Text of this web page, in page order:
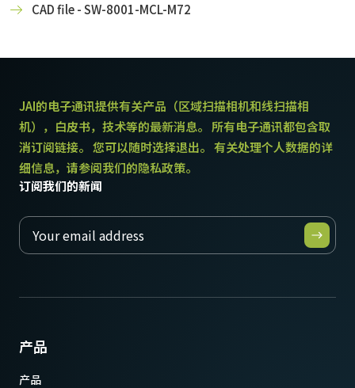
CAD file - SW-8001-MCL-M72
JAI的电子通讯提供有关产品（区域扫描相机和线扫描相
机），白皮书，技术等的最新消息。 所有电子通讯都包含取
消订阅链接。 您可以随时选择退出。 有关处理个人数据的详
细信息，请参阅我们的隐私政策。
订阅我们的新闻
产品
产品